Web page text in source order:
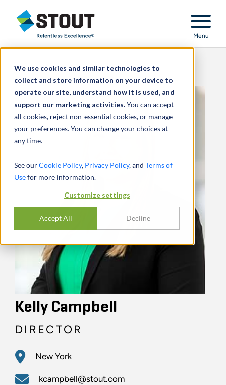
We use cookies and similar technologies to
collect and store information on your device to
operate our site, understand how it is used, and
support our marketing activities.You can accept
all cookies, reject non-essential cookies, or manage
your preferences. You can change your choices at
any time.
See ourCookie Policy, Privacy Policy, and Terms of
Usefor more information.
Customize settings
Accept All Decline
Stout Relentless Excellence
Menu
Kelly Campbell
DIRECTOR
New York
kcampbell@stout.com